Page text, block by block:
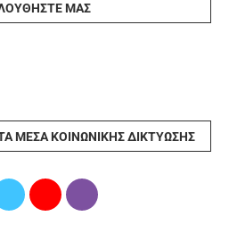
ΜΑΣ
ΜΈΣΑ ΚΟΙΝΩΝΙΚΉΣ ΔΙΚΤΎΩΣΗΣ